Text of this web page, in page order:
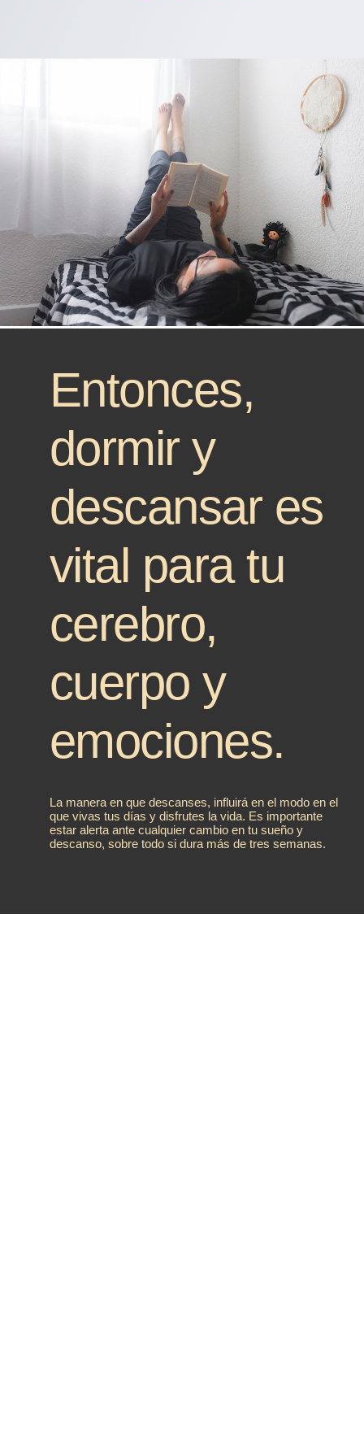
Entonces,
dormir y
descansar es
vital para tu
cerebro,
cuerpo y
emociones.
La manera en que descanses, influirá en el modo en el
que vivas tus días y disfrutes la vida. Es importante
estar alerta ante cualquier cambio en tu sueño y
descanso, sobre todo si dura más de tres semanas.